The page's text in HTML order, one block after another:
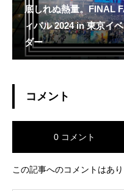
底しれぬ熱量。FINAL
ィバル 2024 in 東京イ
ダー
コメント
0 コメント
この記事へのコメントはあり